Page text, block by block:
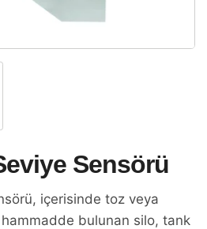
Sensörü
içerisinde toz veya
bulunan silo, tank